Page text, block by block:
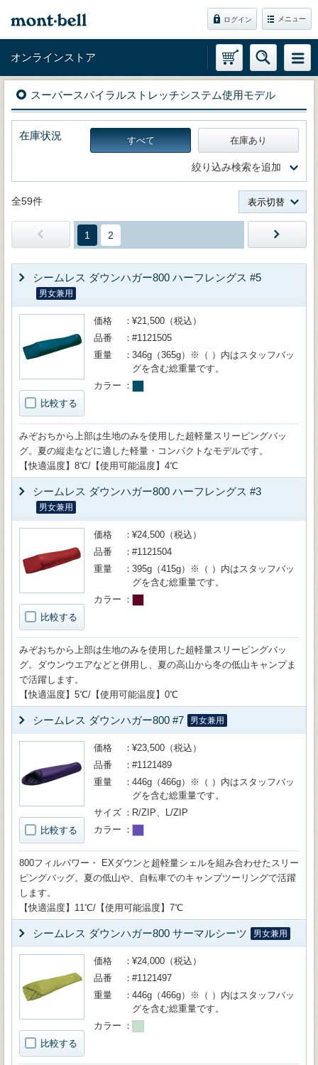
ログイン メニュー
オンラインストア
スーパースパイラルストレッチシステム使用モデル
在庫状況 すべて 在庫あり
絞り込み検索を追加
全59件 表示切替
1 2
シームレス ダウンハガー800 ハーフレングス #5
男女兼用
比較する
価格
¥21,500（税込）
品番
#1121505
重量
346g（365g）※（ ）内はスタッフバッ
グを含む総重量です。
カラー
みぞおちから上部は生地のみを使用した超軽量スリーピングバッ
グ。夏の縦走などに適した軽量・コンパクトなモデルです。
【快適温度】8℃/【使用可能温度】4℃
シームレス ダウンハガー800 ハーフレングス #3
男女兼用
比較する
価格
¥24,500（税込）
品番
#1121504
重量
395g（415g）※（ ）内はスタッフバッ
グを含む総重量です。
カラー
みぞおちから上部は生地のみを使用した超軽量スリーピングバッ
グ。ダウンウエアなどと併用し、夏の高山から冬の低山キャンプま
で活躍します。
【快適温度】5℃/【使用可能温度】0℃
シームレス ダウンハガー800 #7 男女兼用
比較する
価格
¥23,500（税込）
品番
#1121489
重量
446g（466g）※（ ）内はスタッフバッ
グを含む総重量です。
サイズ
R/ZIP、L/ZIP
カラー
800フィルパワー・ EXダウンと超軽量シェルを組み合わせたスリー
ピングバッグ。夏の低山や、自転車でのキャンプツーリングで活躍
します。
【快適温度】11℃/【使用可能温度】7℃
シームレス ダウンハガー800 サーマルシーツ 男女兼用
比較する
価格
¥24,000（税込）
品番
#1121497
重量
446g（466g）※（ ）内はスタッフバッ
グを含む総重量です。
カラー